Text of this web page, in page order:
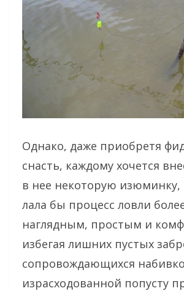
Однако, даже приобретя
снасть, каждому хочется
в нее некоторую изюминку,
лала бы процесс ловли
наглядным, простым и
избегая лишних пустых
сопровождающихся
израсходованной попусту